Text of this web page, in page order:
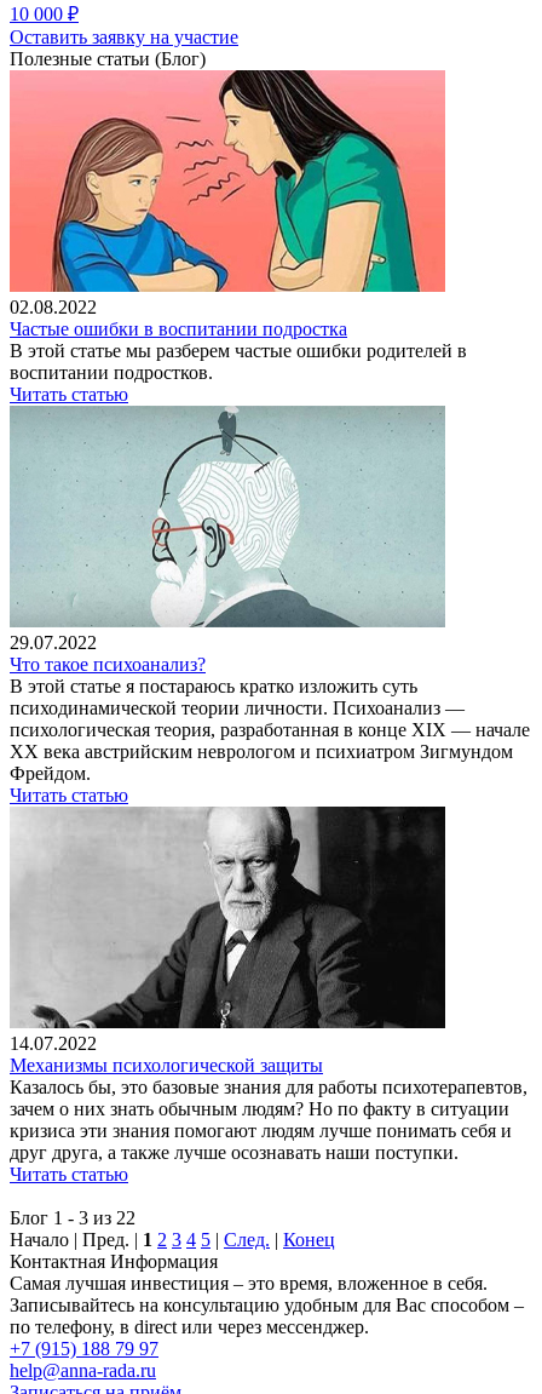
10 000 ₽
Оставить заявку на участие
Полезные статьи (Блог)
02.08.2022
Частые ошибки в воспитании подростка
В этой статье мы разберем частые ошибки родителей в
воспитании подростков.
Читать статью
29.07.2022
Что такое психоанализ?
В этой статье я постараюсь кратко изложить суть
психодинамической теории личности. Психоанализ —
психологическая теория, разработанная в конце XIX — начале
XX века австрийским неврологом и психиатром Зигмундом
Фрейдом.
Читать статью
14.07.2022
Механизмы психологической защиты
Казалось бы, это базовые знания для работы психотерапевтов,
зачем о них знать обычным людям? Но по факту в ситуации
кризиса эти знания помогают людям лучше понимать себя и
друг друга, а также лучше осознавать наши поступки.
Читать статью
Блог 1 - 3 из 22
Начало | Пред. | 1 2 3 4 5 | След. | Конец
Контактная Информация
Самая лучшая инвестиция – это время, вложенное в себя.
Записывайтесь на консультацию удобным для Вас способом –
по телефону, в direct или через мессенджер.
+7 (915) 188 79 97
help@anna-rada.ru